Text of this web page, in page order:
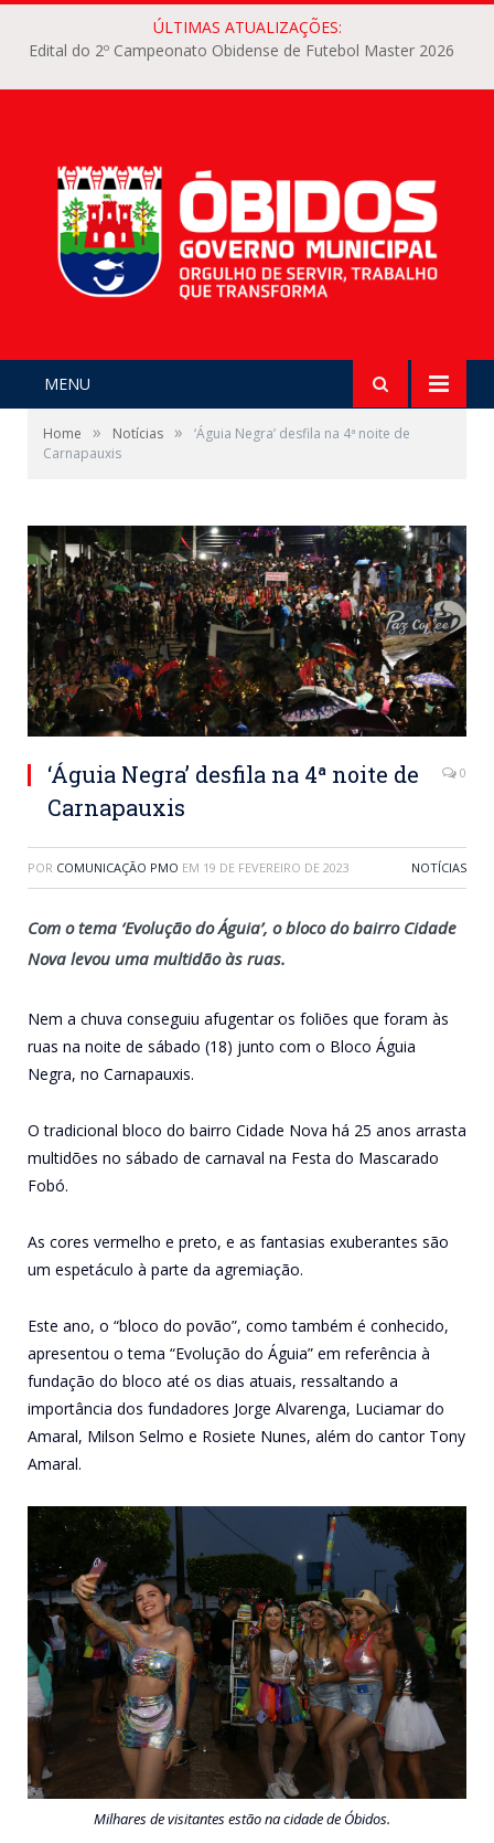
ÚLTIMAS ATUALIZAÇÕES:
Edital do 2º Campeonato Obidense de Futebol Master 2026
MENU
Home » Notícias »
‘Águia Negra’ desfila na 4ª noite de
Carnapauxis
‘Águia Negra’ desfila na 4ª noite de
Carnapauxis
0
POR COMUNICAÇÃO PMO EM 19 DE FEVEREIRO DE 2023 NOTÍCIAS
Com o tema ‘Evolução do Águia’, o bloco do bairro Cidade
Nova levou uma multidão às ruas.
Nem a chuva conseguiu afugentar os foliões que foram às
ruas na noite de sábado (18) junto com o Bloco Águia
Negra, no Carnapauxis.
O tradicional bloco do bairro Cidade Nova há 25 anos arrasta
multidões no sábado de carnaval na Festa do Mascarado
Fobó.
As cores vermelho e preto, e as fantasias exuberantes são
um espetáculo à parte da agremiação.
Este ano, o “bloco do povão”, como também é conhecido,
apresentou o tema “Evolução do Águia” em referência à
fundação do bloco até os dias atuais, ressaltando a
importância dos fundadores Jorge Alvarenga, Luciamar do
Amaral, Milson Selmo e Rosiete Nunes, além do cantor Tony
Amaral.
Milhares de visitantes estão na cidade de Óbidos.